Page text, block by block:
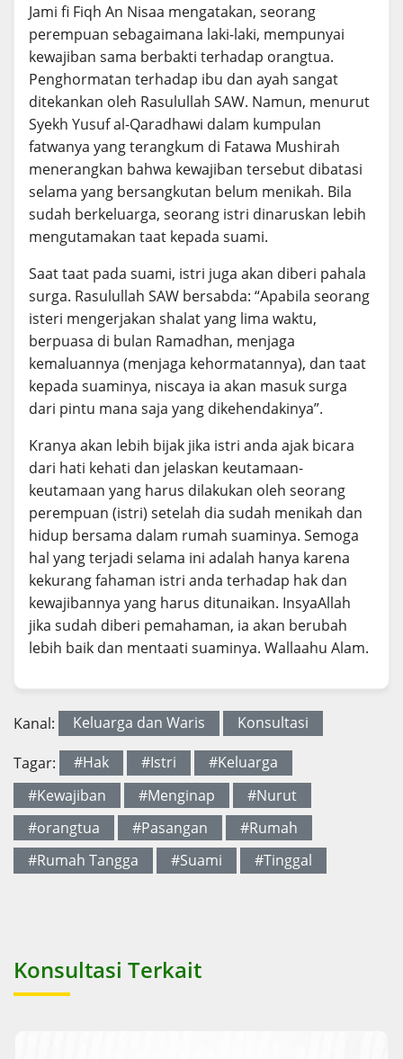
Jami fi Fiqh An Nisaa mengatakan, seorang
perempuan sebagaimana laki-laki, mempunyai
kewajiban sama berbakti terhadap orangtua.
Penghormatan terhadap ibu dan ayah sangat
ditekankan oleh Rasulullah SAW. Namun, menurut
Syekh Yusuf al-Qaradhawi dalam kumpulan
fatwanya yang terangkum di Fatawa Mushirah
menerangkan bahwa kewajiban tersebut dibatasi
selama yang bersangkutan belum menikah. Bila
sudah berkeluarga, seorang istri dinaruskan lebih
mengutamakan taat kepada suami.
Saat taat pada suami, istri juga akan diberi pahala
surga. Rasulullah SAW bersabda: “Apabila seorang
isteri mengerjakan shalat yang lima waktu,
berpuasa di bulan Ramadhan, menjaga
kemaluannya (menjaga kehormatannya), dan taat
kepada suaminya, niscaya ia akan masuk surga
dari pintu mana saja yang dikehendakinya”.
Kranya akan lebih bijak jika istri anda ajak bicara
dari hati kehati dan jelaskan keutamaan-
keutamaan yang harus dilakukan oleh seorang
perempuan (istri) setelah dia sudah menikah dan
hidup bersama dalam rumah suaminya. Semoga
hal yang terjadi selama ini adalah hanya karena
kekurang fahaman istri anda terhadap hak dan
kewajibannya yang harus ditunaikan. InsyaAllah
jika sudah diberi pemahaman, ia akan berubah
lebih baik dan mentaati suaminya. Wallaahu Alam.
Kanal: Keluarga dan Waris Konsultasi
Tagar: #Hak #Istri
#Keluarga
#Kewajiban
#Menginap
#Nurut
#orangtua
#Pasangan
#Rumah
#Rumah Tangga
#Suami #Tinggal
Konsultasi Terkait